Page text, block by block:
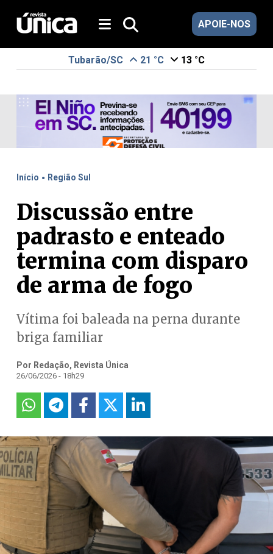
APOIE-NOS
Tubarão/SC 21 °C 13 °C
Início . Região Sul
Discussão entre
padrasto e enteado
termina com disparo
de arma de fogo
Vítima foi baleada na perna durante
briga familiar
Por Redação, Revista Única
26/06/2026 - 18h29